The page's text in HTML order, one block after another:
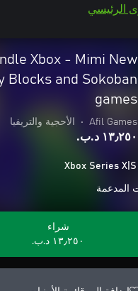
الرئيسي
Xbox - Mimi New
Blocks and Sokoban
games
Afil Games
• الأحجية والتريفيا
١٣٫٢٥٠ د.ب.‏
شراء
١٣٫٢٥٠ د.ب.‏